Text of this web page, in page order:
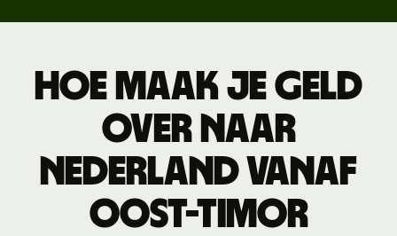
Hoe maak je geld
over naar
Nederland vanaf
Oost-Timor